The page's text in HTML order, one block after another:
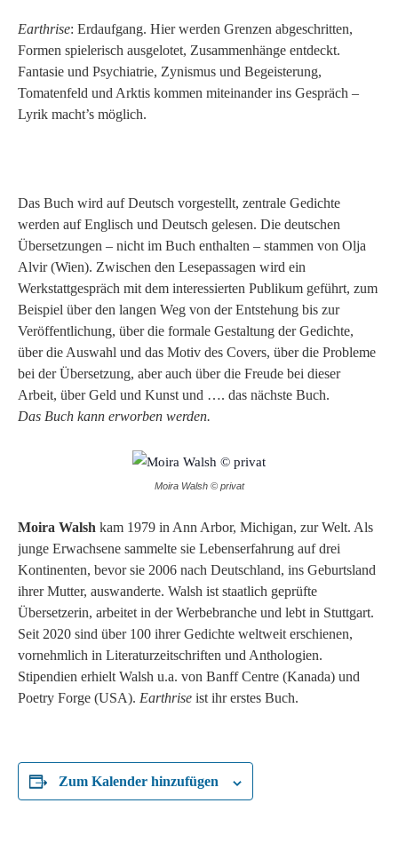
Earthrise: Erdaufgang. Hier werden Grenzen abgeschritten,
Formen spielerisch ausgelotet, Zusammenhänge entdeckt.
Fantasie und Psychiatrie, Zynismus und Begeisterung,
Tomatenfeld und Arktis kommen miteinander ins Gespräch –
Lyrik macht’s möglich.
Das Buch wird auf Deutsch vorgestellt, zentrale Gedichte
werden auf Englisch und Deutsch gelesen. Die deutschen
Übersetzungen – nicht im Buch enthalten – stammen von Olja
Alvir (Wien). Zwischen den Lesepassagen wird ein
Werkstattgespräch mit dem interessierten Publikum geführt, zum
Beispiel über den langen Weg von der Entstehung bis zur
Veröffentlichung, über die formale Gestaltung der Gedichte,
über die Auswahl und das Motiv des Covers, über die Probleme
bei der Übersetzung, aber auch über die Freude bei dieser
Arbeit, über Geld und Kunst und …. das nächste Buch.
Das Buch kann erworben werden.
Moira Walsh © privat
Moira Walsh kam 1979 in Ann Arbor, Michigan, zur Welt. Als
junge Erwachsene sammelte sie Lebenserfahrung auf drei
Kontinenten, bevor sie 2006 nach Deutschland, ins Geburtsland
ihrer Mutter, auswanderte. Walsh ist staatlich geprüfte
Übersetzerin, arbeitet in der Werbebranche und lebt in Stuttgart.
Seit 2020 sind über 100 ihrer Gedichte weltweit erschienen,
vornehmlich in Literaturzeitschriften und Anthologien.
Stipendien erhielt Walsh u.a. von Banff Centre (Kanada) und
Poetry Forge (USA). Earthrise ist ihr erstes Buch.
Zum Kalender hinzufügen